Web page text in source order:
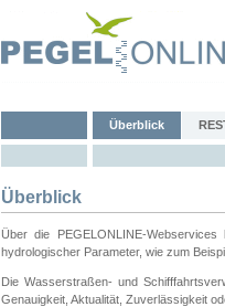
Überblick
Überblick
Über die PEGELONLINE-
hydrologischer Parameter, wie zum
Die Wasserstraßen- und
Genauigkeit, Aktualität, Zuverlässigkeit